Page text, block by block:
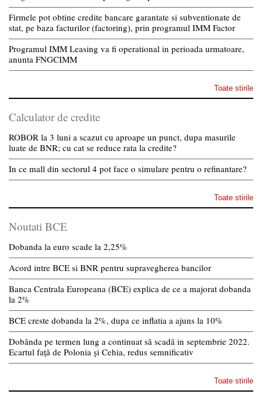
Firmele pot obtine credite bancare garantate si subventionate de
stat, pe baza facturilor (factoring), prin programul IMM Factor
Programul IMM Leasing va fi operational in perioada urmatoare,
anunta FNGCIMM
Toate stirile
Calculator de credite
ROBOR la 3 luni a scazut cu aproape un punct, dupa masurile
luate de BNR; cu cat se reduce rata la credite?
In ce mall din sectorul 4 pot face o simulare pentru o refinantare?
Toate stirile
Noutati BCE
Dobanda la euro scade la 2,25%
Acord intre BCE si BNR pentru supravegherea bancilor
Banca Centrala Europeana (BCE) explica de ce a majorat dobanda
la 2%
BCE creste dobanda la 2%, dupa ce inflatia a ajuns la 10%
Dobânda pe termen lung a continuat să scadă in septembrie 2022.
Ecartul față de Polonia și Cehia, redus semnificativ
Toate stirile